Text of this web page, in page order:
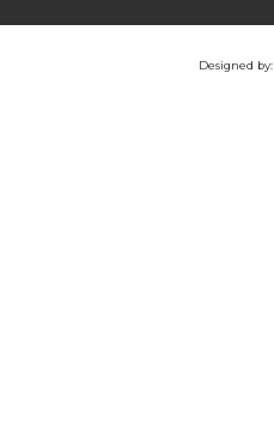
Designed by: